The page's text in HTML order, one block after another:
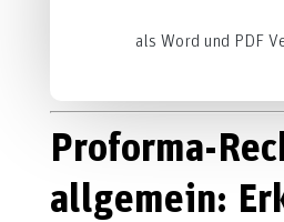
als Word und PDF
Proforma-
allgemein: